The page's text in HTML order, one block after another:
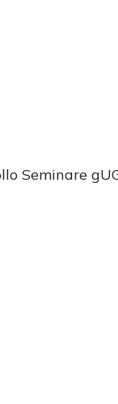
Seminare